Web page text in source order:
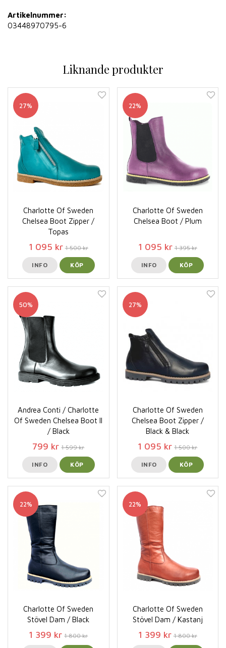
Artikelnummer:
03448970795-6
Liknande produkter
27%
Charlotte Of Sweden
Chelsea Boot Zipper /
Topas
1 095 kr 1 500 kr
INFO KÖP
22%
Charlotte Of Sweden
Chelsea Boot / Plum
1 095 kr 1 395 kr
INFO KÖP
50%
Andrea Conti / Charlotte
Of Sweden Chelsea Boot ll
/ Black
799 kr 1 599 kr
INFO KÖP
27%
Charlotte Of Sweden
Chelsea Boot Zipper /
Black & Black
1 095 kr 1 500 kr
INFO KÖP
22%
Charlotte Of Sweden
Stövel Dam / Black
1 399 kr 1 800 kr
22%
Charlotte Of Sweden
Stövel Dam / Kastanj
1 399 kr 1 800 kr